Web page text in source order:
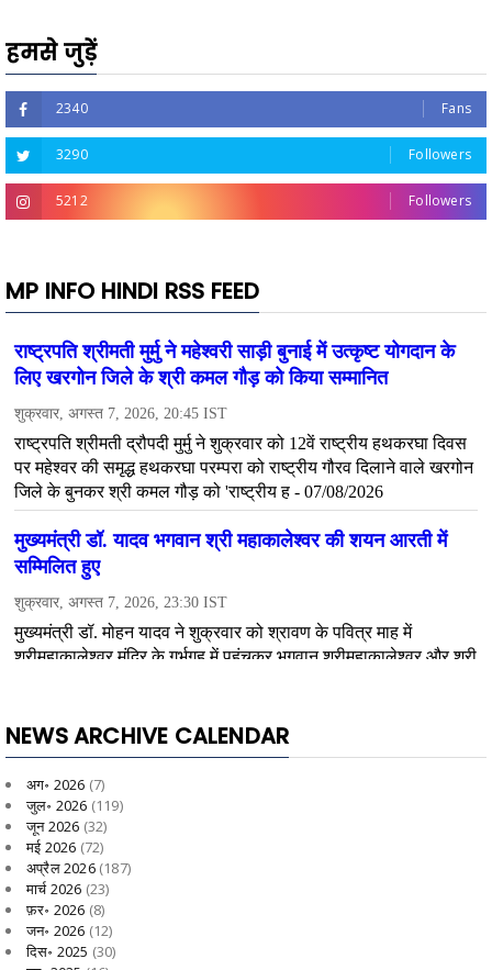
हमसे जुड़ें
2340 Fans
3290 Followers
5212 Followers
MP INFO HINDI RSS FEED
NEWS ARCHIVE CALENDAR
अग॰ 2026 (7)
जुल॰ 2026 (119)
जून 2026 (32)
मई 2026 (72)
अप्रैल 2026(187)
मार्च 2026 (23)
फ़र॰ 2026 (8)
जन॰ 2026 (12)
दिस॰ 2025 (30)